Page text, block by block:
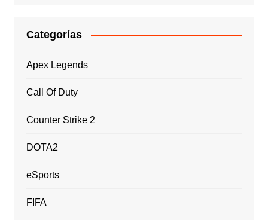
Categorías
Apex Legends
Call Of Duty
Counter Strike 2
DOTA2
eSports
FIFA